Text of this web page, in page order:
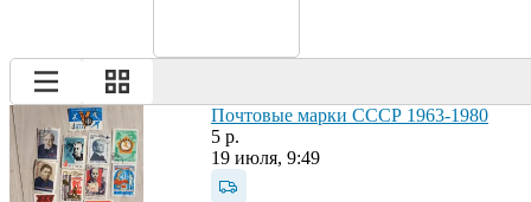
Почтовые марки СССР 1963-1980
5 р.
19 июля, 9:49